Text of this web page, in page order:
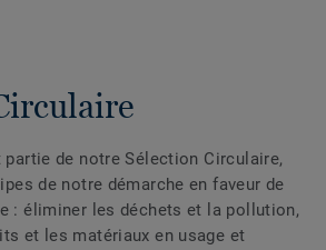
de notre Sélection Circulaire,
de notre démarche en faveur de
: éliminer les déchets et la pollution,
et les matériaux en usage et